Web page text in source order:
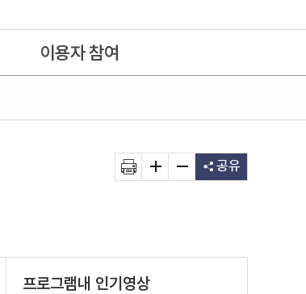
IPTV(KT, SKB, LGU+)
이용자 참여
공유
프로그램내 인기영상